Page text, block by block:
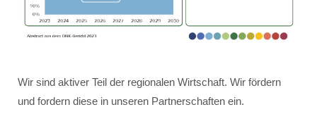
Wir sind aktiver Teil der regionalen Wirtschaft. Wir fördern
und fordern diese in unseren Partnerschaften ein.